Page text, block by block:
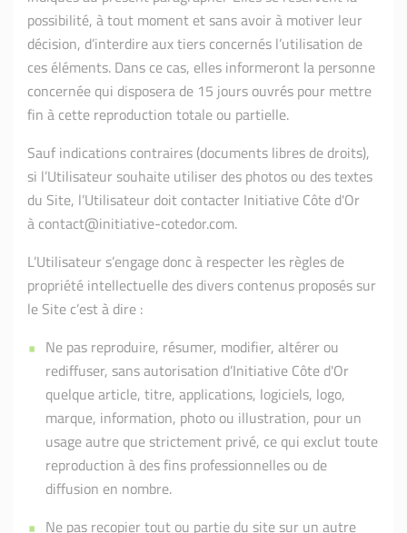
possibilité, à tout moment et sans avoir à motiver leur
décision, d’interdire aux tiers concernés l’utilisation de
ces éléments. Dans ce cas, elles informeront la personne
concernée qui disposera de 15 jours ouvrés pour mettre
fin à cette reproduction totale ou partielle.
Sauf indications contraires (documents libres de droits),
si l’Utilisateur souhaite utiliser des photos ou des textes
du Site, l’Utilisateur doit contacter Initiative Côte d'Or
à contact@initiative-cotedor.com.
L’Utilisateur s’engage donc à respecter les règles de
propriété intellectuelle des divers contenus proposés sur
le Site c’est à dire :
Ne pas reproduire, résumer, modifier, altérer ou
rediffuser, sans autorisation d’Initiative Côte d'Or
quelque article, titre, applications, logiciels, logo,
marque, information, photo ou illustration, pour un
usage autre que strictement privé, ce qui exclut toute
reproduction à des fins professionnelles ou de
diffusion en nombre.
Ne pas recopier tout ou partie du site sur un autre